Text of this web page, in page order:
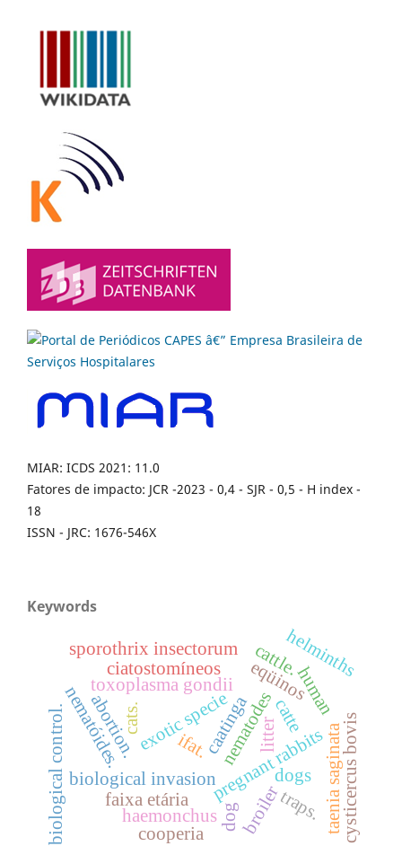
MIAR: ICDS 2021: 11.0
Fatores de impacto: JCR -2023 - 0,4 - SJR - 0,5 - H index -
18
ISSN - JRC: 1676-546X
Keywords
biological invasion
exotic specie
caatinga
toxoplasma gondii
pregnant rabbits
abortion. nematodes
biological control.
ciatostomíneos
faixa etária
eqüinos
nematóides. taenia saginatacysticercus bovis
catte
dog
human
ifat.
helminths
cattle.
sporothrix insectorum
dogs
cats. litter
broilertraps.
haemonchus
cooperia